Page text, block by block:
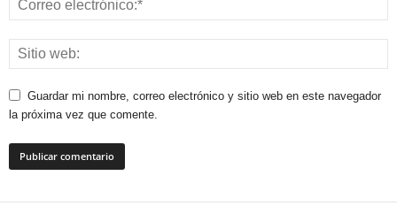
Guardar mi nombre, correo electrónico y sitio web en este navegador
la próxima vez que comente.